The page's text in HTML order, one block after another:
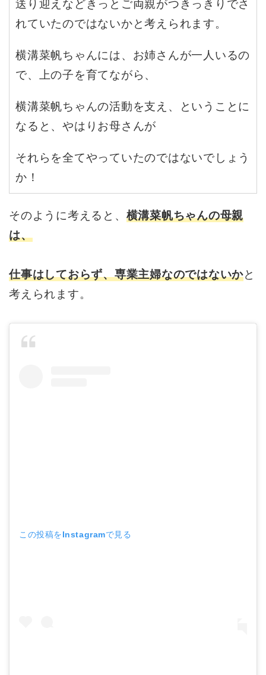
送り迎えなどきっとご両親がつきっきりでさ
れていたのではないかと考えられます。
横溝菜帆ちゃんには、お姉さんが一人いるの
で、上の子を育てながら、
横溝菜帆ちゃんの活動を支え、ということに
なると、やはりお母さんが
それらを全てやっていたのではないでしょう
か！
そのように考えると、 横溝菜帆ちゃんの母親
は、
仕事はしておらず、専業主婦なのではないかと
考えられます。
この投稿をInstagramで見る